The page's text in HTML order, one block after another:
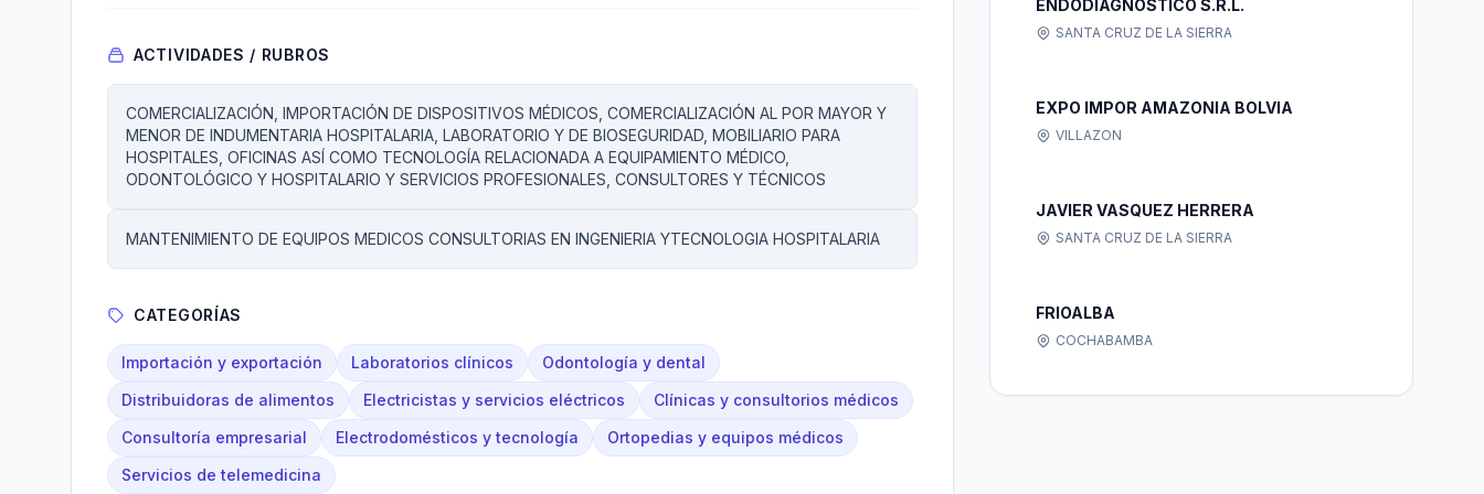
ACTIVIDADES / RUBROS
COMERCIALIZACIÓN, IMPORTACIÓN DE DISPOSITIVOS MÉDICOS, COMERCIALIZACIÓN AL POR MAYOR Y
MENOR DE INDUMENTARIA HOSPITALARIA, LABORATORIO Y DE BIOSEGURIDAD, MOBILIARIO PARA
HOSPITALES, OFICINAS ASÍ COMO TECNOLOGÍA RELACIONADA A EQUIPAMIENTO MÉDICO,
ODONTOLÓGICO Y HOSPITALARIO Y SERVICIOS PROFESIONALES, CONSULTORES Y TÉCNICOS
MANTENIMIENTO DE EQUIPOS MEDICOS CONSULTORIAS EN INGENIERIA YTECNOLOGIA HOSPITALARIA
CATEGORÍAS
Importación y exportación Laboratorios clínicos
Odontología y dental
Distribuidoras de alimentos
Electricistas y servicios eléctricos
Clínicas y consultorios médicos
Consultoría empresarial
Electrodomésticos y tecnología
Ortopedias y equipos médicos
Servicios de telemedicina
ENDODIAGNOSTICO S.R.L.
SANTA CRUZ DE LA SIERRA
EXPO IMPOR AMAZONIA BOLVIA
VILLAZON
JAVIER VASQUEZ HERRERA
SANTA CRUZ DE LA SIERRA
FRIOALBA
COCHABAMBA